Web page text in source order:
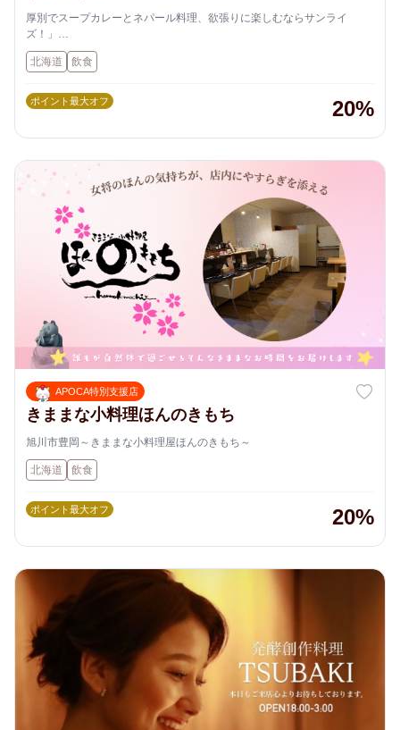
厚別でスープカレーとネパール料理、欲張りに楽しむならサンライ
ズ！」
•「スープもカレーも、ここでしか味わえない一杯を」
•「辛さも具材も自由自在。あなた好みのカレー体験を」
北海道 飲食
ポイント最大オフ 20%
APOCA特別支援店
きままな小料理ほんのきもち
旭川市豊岡～きままな小料理屋ほんのきもち～
北海道 飲食
ポイント最大オフ 20%